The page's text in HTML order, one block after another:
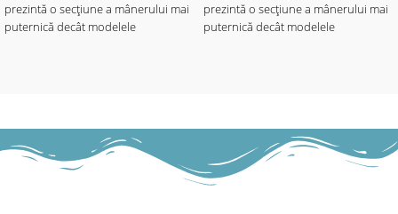
prezintă o secțiune a mânerului mai
puternică decât modelele
excela și l ansetele mult mai scumpe,
blank-ul rigid și echipamentele
conving la prima vedere .
prezintă o secțiune a mânerului mai
puternică decât modelele
excela și l ansetele mult mai scumpe,
blank-ul rigid și echipamentele
conving la prima vedere .
Inelele cu Oxid de Titan, un mâner